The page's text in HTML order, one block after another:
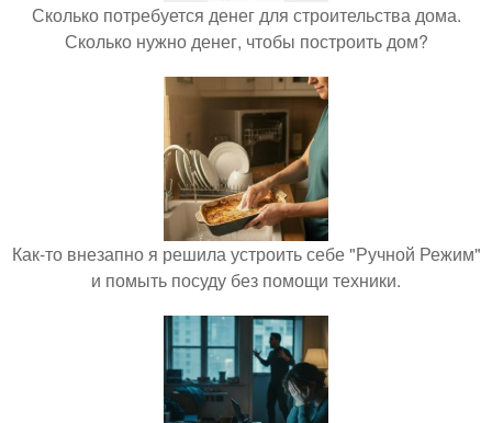
Сколько потребуется денег для строительства дома.
Сколько нужно денег, чтобы построить дом?
Как-то внезапно я решила устроить себе "Ручной Режим"
и помыть посуду без помощи техники.